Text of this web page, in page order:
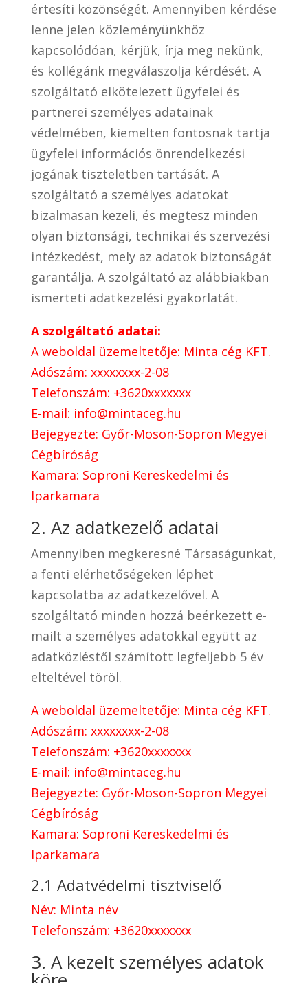
értesíti közönségét. Amennyiben kérdése
lenne jelen közleményünkhöz
kapcsolódóan, kérjük, írja meg nekünk,
és kollégánk megválaszolja kérdését. A
szolgáltató elkötelezett ügyfelei és
partnerei személyes adatainak
védelmében, kiemelten fontosnak tartja
ügyfelei információs önrendelkezési
jogának tiszteletben tartását. A
szolgáltató a személyes adatokat
bizalmasan kezeli, és megtesz minden
olyan biztonsági, technikai és szervezési
intézkedést, mely az adatok biztonságát
garantálja. A szolgáltató az alábbiakban
ismerteti adatkezelési gyakorlatát.
A szolgáltató adatai:
A weboldal üzemeltetője: Minta cég KFT.
Adószám: xxxxxxxx-2-08
Telefonszám: +3620xxxxxxx
E-mail: info@mintaceg.hu
Bejegyezte: Győr-Moson-Sopron Megyei
Cégbíróság
Kamara: Soproni Kereskedelmi és
Iparkamara
2. Az adatkezelő adatai
Amennyiben megkeresné Társaságunkat,
a fenti elérhetőségeken léphet
kapcsolatba az adatkezelővel. A
szolgáltató minden hozzá beérkezett e-
mailt a személyes adatokkal együtt az
adatközléstől számított legfeljebb 5 év
elteltével töröl.
A weboldal üzemeltetője: Minta cég KFT.
Adószám: xxxxxxxx-2-08
Telefonszám: +3620xxxxxxx
E-mail: info@mintaceg.hu
Bejegyezte: Győr-Moson-Sopron Megyei
Cégbíróság
Kamara: Soproni Kereskedelmi és
Iparkamara
2.1 Adatvédelmi tisztviselő
Név: Minta név
Telefonszám: +3620xxxxxxx
3. A kezelt személyes adatok